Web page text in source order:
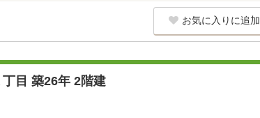
お気に入りに追加
目 築26年 2階建